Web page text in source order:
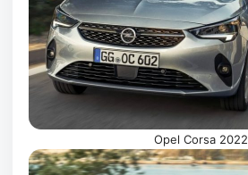
Opel Corsa 2022